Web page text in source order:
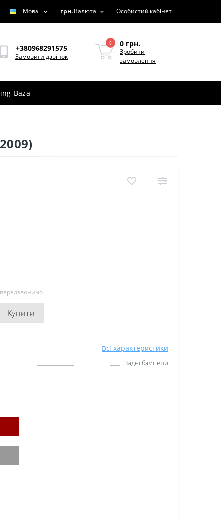
Мова грн. Валюта Особистий кабінет
+380968291575
Замовити дзвінок
0 0 грн.
Зробити
замовлення
Baza
Купити
Всі характеристики
Задні бампери